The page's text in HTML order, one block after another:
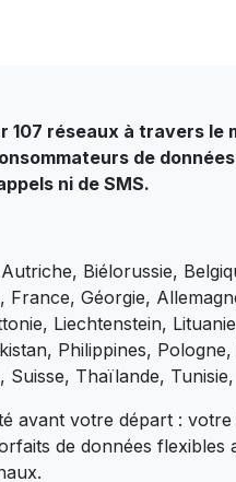
107 réseaux à travers le
de
ni de SMS.
Biélorussie,
France, Géorgie,
Liechtenstein,
Philippines,
Suisse, Thaïlande,
avant votre départ :
de données flexibles